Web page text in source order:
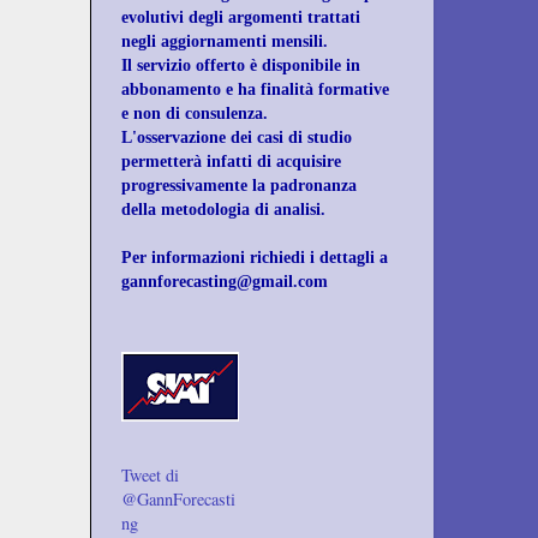
evolutivi degli argomenti trattati
negli aggiornamenti mensili.
Il servizio offerto è disponibile in
abbonamento e ha finalità formative
e non di consulenza.
L'osservazione dei casi di studio
permetterà infatti di acquisire
progressivamente la padronanza
della metodologia di analisi.
Per informazioni richiedi i dettagli a
gannforecasting@gmail.com
Tweet di
@GannForecasti
ng